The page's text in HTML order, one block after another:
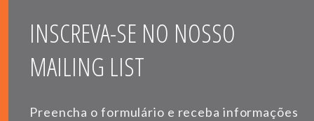
INSCREVA-SE NO NOSSO
MAILING LIST
Preencha o formulário e receba informações